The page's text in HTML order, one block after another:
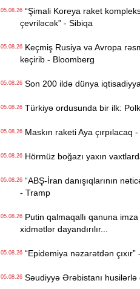
05.08.26“Şimali Koreya raket
çevriləcək” - Sibiqa
05.08.26Keçmiş Rusiya və Avropa
keçirib - Bloomberg
05.08.26Son 200 ildə dünya
05.08.26Türkiyə ordusunda bir ilk:
05.08.26Maskın raketi Aya çırpılacaq
05.08.26Hörmüz boğazı yaxın
05.08.26“ABŞ-İran danışıqlarının
- Tramp
05.08.26Putin qalmaqallı qanuna imza
xidmətlər dayandırılır...
05.08.26“Epidemiya nəzarətdən çıxır”
05.08.26Səudiyyə Ərəbistanı husilərlə